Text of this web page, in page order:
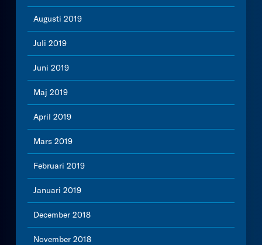
Augusti 2019
Juli 2019
Juni 2019
Maj 2019
April 2019
Mars 2019
Februari 2019
Januari 2019
December 2018
November 2018